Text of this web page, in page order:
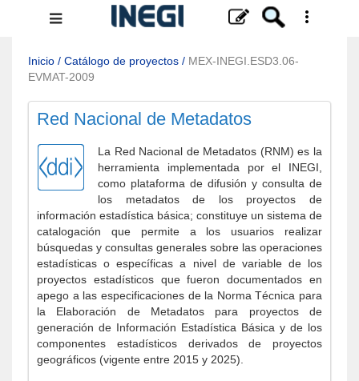
Menú
navegación
Inicio / Catálogo de proyectos / MEX-INEGI.ESD3.06-
EVMAT-2009
Red Nacional de Metadatos
La Red Nacional de Metadatos (RNM) es la
herramienta implementada por el INEGI,
como plataforma de difusión y consulta de
los metadatos de los proyectos de
información estadística básica; constituye un sistema de
catalogación que permite a los usuarios realizar
búsquedas y consultas generales sobre las operaciones
estadísticas o específicas a nivel de variable de los
proyectos estadísticos que fueron documentados en
apego a las especificaciones de la Norma Técnica para
la Elaboración de Metadatos para proyectos de
generación de Información Estadística Básica y de los
componentes estadísticos derivados de proyectos
geográficos (vigente entre 2015 y 2025).